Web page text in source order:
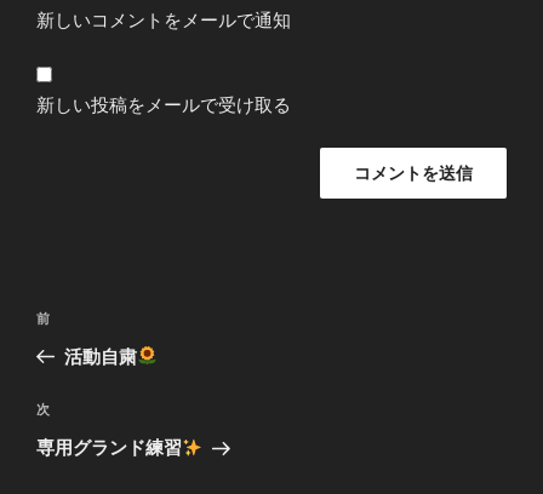
新しいコメントをメールで通知
新しい投稿をメールで受け取る
投
ビ
ゲ
過
去
投
稿
前
活動自粛
次
の
次
専用グランド練習